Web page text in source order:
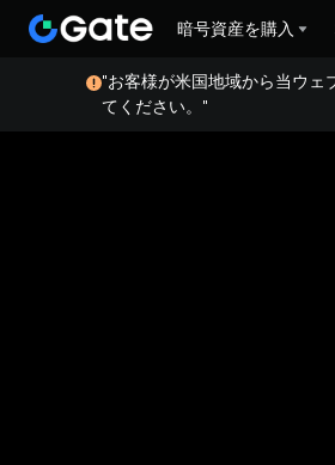
暗号資産を購入
"お客様が米国地域から当ウェ
てください。"